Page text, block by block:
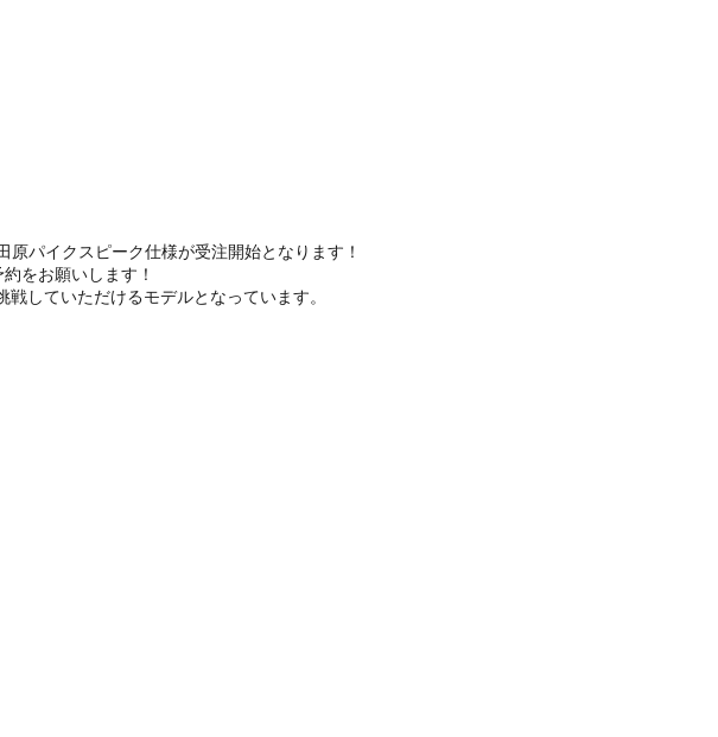
パイクスピーク仕様が受注開始となります！
をお願いします！
していただけるモデルとなっています。